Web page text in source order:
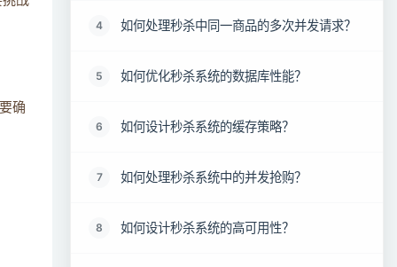
确
4 如何处理秒杀中同一商品的多次并发请求？
5 如何优化秒杀系统的数据库性能？
6 如何设计秒杀系统的缓存策略？
7 如何处理秒杀系统中的并发抢购？
8 如何设计秒杀系统的高可用性？